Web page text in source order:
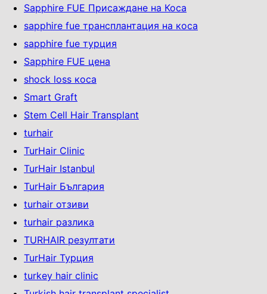
Sapphire FUE Присаждане на Коса
sapphire fue трансплантация на коса
sapphire fue турция
Sapphire FUE цена
shock loss коса
Smart Graft
Stem Cell Hair Transplant
turhair
TurHair Clinic
TurHair Istanbul
TurHair България
turhair отзиви
turhair разлика
TURHAIR резултати
TurHair Турция
turkey hair clinic